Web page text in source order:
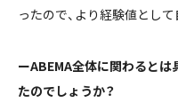
ったので、より経験値とし
ーABEMA全体に関わるとは
たのでしょうか？